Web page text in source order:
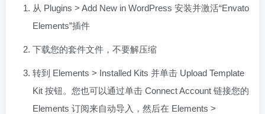
从 Plugins > Add New in WordPress 安装并激活“Envato
Elements”插件
下载您的套件文件，不要解压缩
转到 Elements > Installed Kits 并单击 Upload Template
Kit 按钮。您也可以通过单击 Connect Account 链接您的
Elements 订阅来自动导入，然后在 Elements >